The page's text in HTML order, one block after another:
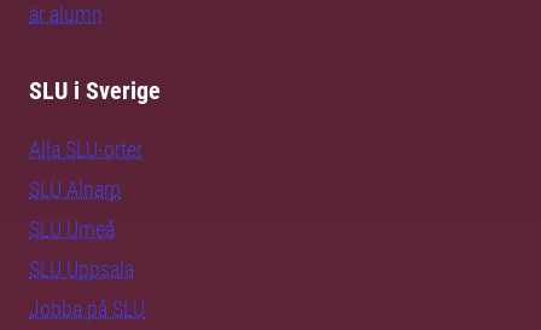
är alumn
SLU i Sverige
Alla SLU-orter
SLU Alnarp
SLU Umeå
SLU Uppsala
Jobba på SLU